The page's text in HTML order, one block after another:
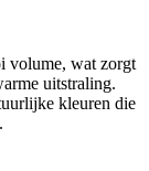
volume, wat zorgt
uitstraling.
kleuren die